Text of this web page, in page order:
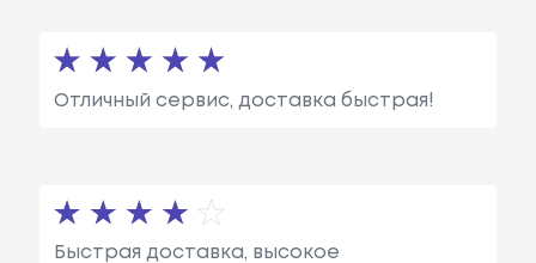
Отличный сервис, доставка быстрая!
Быстрая доставка, высокое